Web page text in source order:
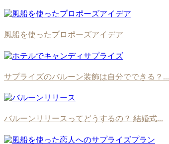
風船を使ったプロポーズアイデア
サプライズのバルーン装飾は自分でできる？...
バルーンリリースってどうするの？ 結婚式...